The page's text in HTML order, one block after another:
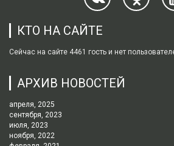
КТО НА САЙТЕ
Сейчас на сайте 4461 гость и нет
АРХИВ НОВОСТЕЙ
апреля, 2025
сентября, 2023
июля, 2023
ноября, 2022